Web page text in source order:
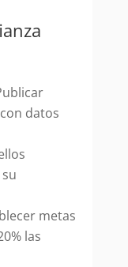
datos
metas
las